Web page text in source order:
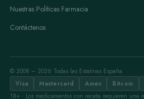
Nuestras Políticas Farmacia
Contáctenos
© 2008 – 2026 Todas las Estatinas España
Visa
Mastercard Amex Bitcoin
18+ · Los medicamentos con receta requieren una